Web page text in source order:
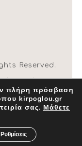
Reserved.
cookies
byINK Design
πλήρη πρόσβαση
kirpoglou.gr
σας. Μάθετε
Ρυθμίσεις